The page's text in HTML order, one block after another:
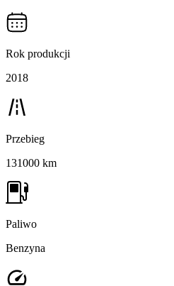
Rok produkcji
2018
Przebieg
131000 km
Paliwo
Benzyna